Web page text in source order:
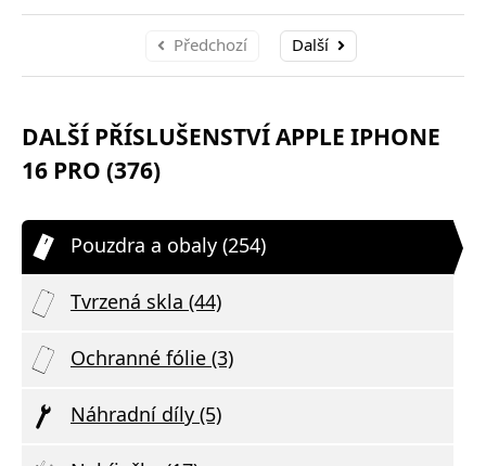
Předchozí Další
DALŠÍ PŘÍSLUŠENSTVÍ APPLE IPHONE
16 PRO (376)
Pouzdra a obaly (254)
Tvrzená skla (44)
Ochranné fólie (3)
Náhradní díly (5)